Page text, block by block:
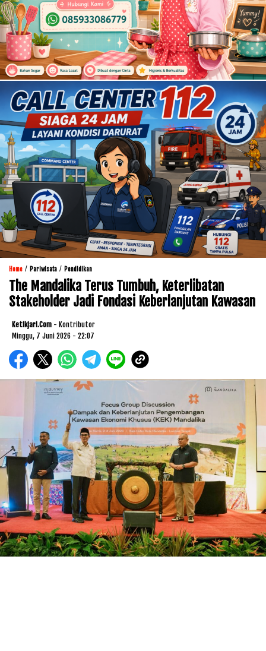
Home / Pariwisata / Pendidikan
The Mandalika Terus Tumbuh, Keterlibatan
Stakeholder Jadi Fondasi Keberlanjutan Kawasan
Ketikjari.com - Kontributor
Minggu, 7 Juni 2026 - 22:07